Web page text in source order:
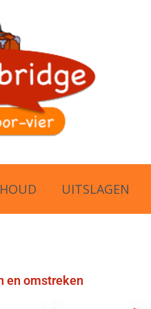
UITSLAGEN
en omstreken